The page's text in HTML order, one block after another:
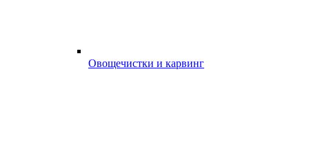
Овощечистки и карвинг